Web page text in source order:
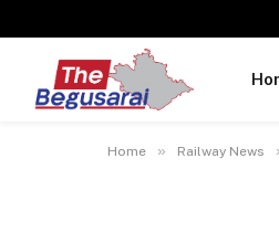
Home » Railway News